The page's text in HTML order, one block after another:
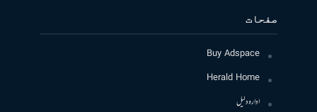
صفحات
Buy Adspace
Herald Home
ادارہ دلیل